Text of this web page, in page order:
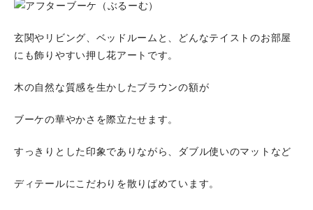
玄関やリビング、ベッドルームと、どんなテイストのお部屋
にも飾りやすい押し花アートです。
木の自然な質感を生かしたブラウンの額が
ブーケの華やかさを際立たせます。
すっきりとした印象でありながら、ダブル使いのマットなど
ディテールにこだわりを散りばめています。